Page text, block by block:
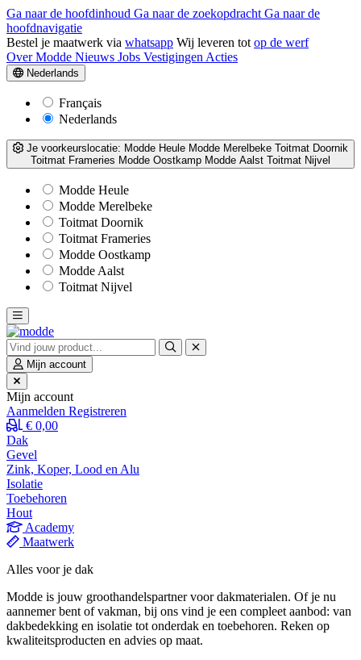
Ga naar de hoofdinhoud Ga naar de zoekopdracht Ga naar de
hoofdnavigatie
Bestel je maatwerk via whatsapp Wij leveren tot op de werf
Over Modde Nieuws Jobs Vestigingen Acties
Nederlands
Français
Nederlands
Je voorkeurslocatie: Modde Heule Modde Merelbeke Toitmat Doornik
Toitmat Frameries Modde Oostkamp Modde Aalst Toitmat Nijvel
Modde Heule
Modde Merelbeke
Toitmat Doornik
Toitmat Frameries
Modde Oostkamp
Modde Aalst
Toitmat Nijvel
Mijn account
Mijn account
Aanmelden Registreren
€ 0,00
Dak
Gevel
Zink, Koper, Lood en Alu
Isolatie
Toebehoren
Hout
Academy
Maatwerk
Alles voor je dak
Modde is jouw groothandelspartner voor dakmaterialen. Of je nu
aannemer bent of vakman, bij ons vind je een compleet aanbod: van
dakbedekking en isolatie tot onderdak en toebehoren. Reken op
kwaliteitsproducten en advies op maat.